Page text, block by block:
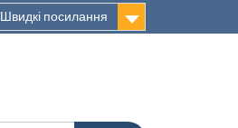
Швидкі посилання